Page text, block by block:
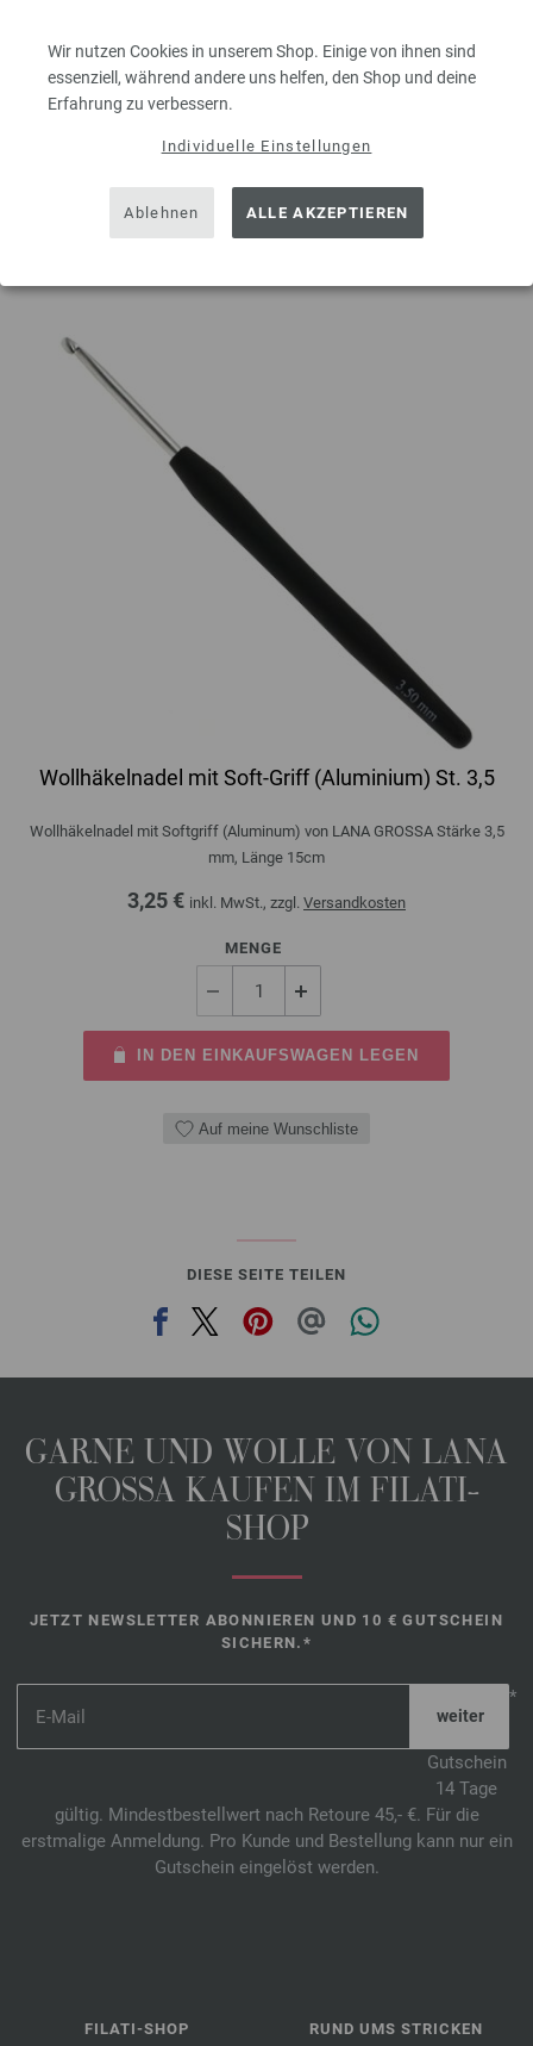
Wir nutzen Cookies in unserem Shop. Einige von ihnen sind
essenziell, während andere uns helfen, den Shop und deine
Erfahrung zu verbessern.
Individuelle Einstellungen
Ablehnen ALLE AKZEPTIEREN
MENGE
IN DEN EINKAUFSWAGEN LEGEN
Auf meine Wunschliste
Wollhäkelnadel mit Soft-Griff (Aluminium) St. 3,5
Wollhäkelnadel mit Softgriff (Aluminum) von LANA GROSSA Stärke 3,5
mm, Länge 15cm
3,25 € inkl. MwSt., zzgl. Versandkosten
MENGE
IN DEN EINKAUFSWAGEN LEGEN
Auf meine Wunschliste
DIESE SEITE TEILEN
GARNE UND WOLLE VON LANA
GROSSA KAUFEN IM FILATI-
SHOP
JETZT NEWSLETTER ABONNIEREN UND 10 € GUTSCHEIN
SICHERN.*
*
Gutschein
14 Tage
gültig. Mindestbestellwert nach Retoure 45,- €. Für die
erstmalige Anmeldung. Pro Kunde und Bestellung kann nur ein
Gutschein eingelöst werden.
FILATI-SHOP RUND UMS STRICKEN